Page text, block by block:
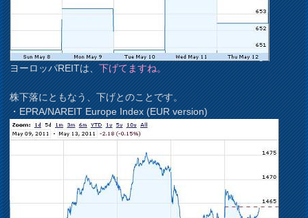
ヨーロッパREITは、下げてますね。
株下落にともなう、下げとのことです。
・EPRA/NAREIT Europe Index (EUR version)